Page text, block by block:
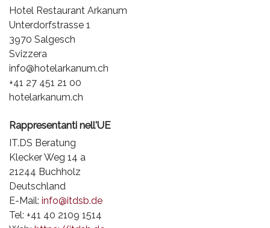
Hotel Restaurant Arkanum
Unterdorfstrasse 1
3970 Salgesch
Svizzera
info@hotelarkanum.ch
+41 27 451 21 00
hotelarkanum.ch
Rappresentanti nell'UE
IT.DS Beratung
Klecker Weg 14 a
21244 Buchholz
Deutschland
E-Mail: info@itdsb.de
Tel: +41 40 2109 1514